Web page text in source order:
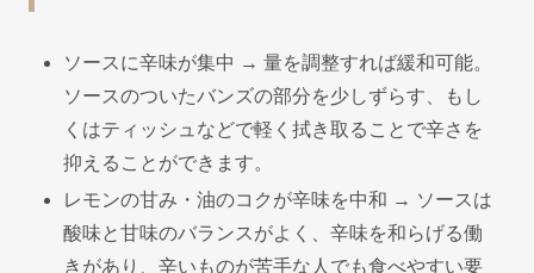
ソースに辛味が集中 → 量を調整すれば緩和可能。
ソースのついたバンズの部分を少しずらす、もし
くはティッシュなどで軽く拭き取ることで辛さを
抑えることができます。
レモンの甘み・油のコクが辛味を中和 → ソースは
酸味と甘味のバランスがよく、辛味を和らげる働
きがあり、辛いものが苦手な人でも食べやすい要